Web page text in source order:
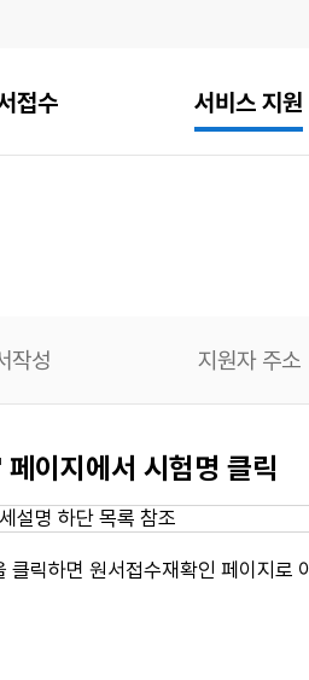
접수 서비스 지원
작성 지원자 주소
이지에서 시험명 클릭
클릭하면 원서접수재확인 페이지로